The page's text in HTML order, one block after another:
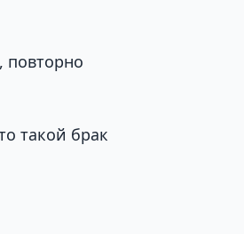
повторно
такой брак